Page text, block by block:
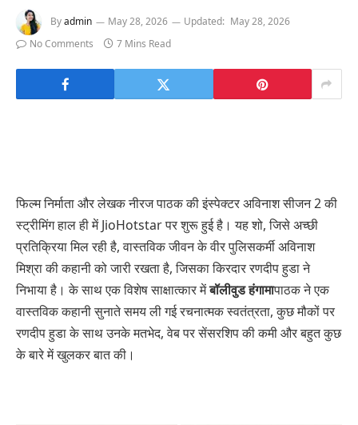
Byadmin May 28, 2026 Updated: May 28, 2026
No Comments
7 Mins Read
फिल्म निर्माता और लेखक नीरज पाठक की इंस्पेक्टर अविनाश सीजन 2 की
स्ट्रीमिंग हाल ही में JioHotstar पर शुरू हुई है। यह शो, जिसे अच्छी
प्रतिक्रिया मिल रही है, वास्तविक जीवन के वीर पुलिसकर्मी अविनाश
मिश्रा की कहानी को जारी रखता है, जिसका किरदार रणदीप हुडा ने
निभाया है। के साथ एक विशेष साक्षात्कार मेंबॉलीवुड हंगामापाठक ने एक
वास्तविक कहानी सुनाते समय ली गई रचनात्मक स्वतंत्रता, कुछ मौकों पर
रणदीप हुडा के साथ उनके मतभेद, वेब पर सेंसरशिप की कमी और बहुत कुछ
के बारे में खुलकर बात की।